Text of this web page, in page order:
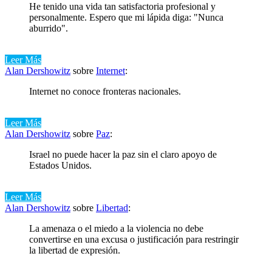
He tenido una vida tan satisfactoria profesional y
personalmente. Espero que mi lápida diga: "Nunca
aburrido".
Leer Más
Alan Dershowitz sobre Internet:
Internet no conoce fronteras nacionales.
Leer Más
Alan Dershowitz sobre Paz:
Israel no puede hacer la paz sin el claro apoyo de
Estados Unidos.
Leer Más
Alan Dershowitz sobre Libertad:
La amenaza o el miedo a la violencia no debe
convertirse en una excusa o justificación para restringir
la libertad de expresión.